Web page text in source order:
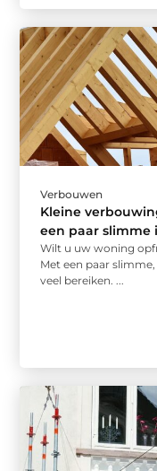
Verbouwen
Kleine
een paar
Wilt u uw woning
Met een paar
veel bereiken. ...